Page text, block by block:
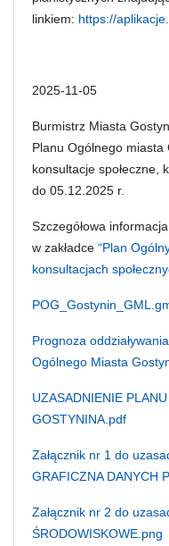
linkiem: https://
2025-11-05
Burmistrz Miasta
Planu Ogólnego
konsultacje społeczne,
do 05.12.2025 r.
Szczegółowa
w zakładce “Plan
konsultacjach
Prognoza
Ogólnego Miasta
UZASADNIENIE
GOSTYNINA.pdf
Załącznik nr 1 do
GRAFICZNA DANYCH
Załącznik nr 2 do
ŚRODOWISKOWE.png